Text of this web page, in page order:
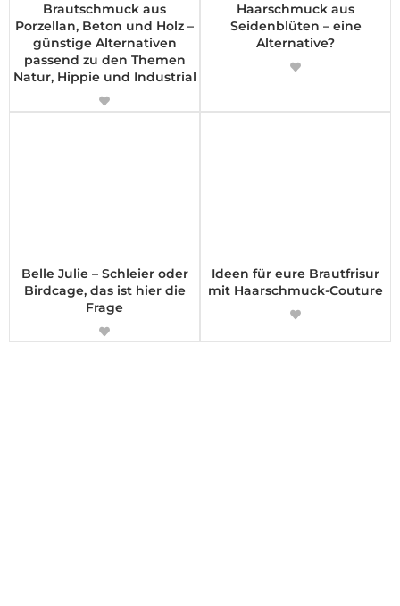
Brautschmuck aus
Porzellan, Beton und Holz –
günstige Alternativen
passend zu den Themen
Natur, Hippie und Industrial
Haarschmuck aus
Seidenblüten – eine
Alternative?
Belle Julie – Schleier oder
Birdcage, das ist hier die
Frage
Ideen für eure Brautfrisur
mit Haarschmuck-Couture